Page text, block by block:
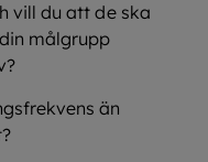
vill du att de ska
målgrupp
än